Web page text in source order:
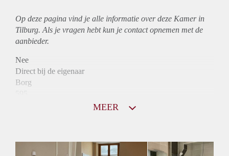
Op deze pagina vind je alle informatie over deze Kamer in
Tilburg. Als je vragen hebt kun je contact opnemen met de
aanbieder.
Nee
Direct bij de eigenaar
Borg
Inkomen eis
MEER